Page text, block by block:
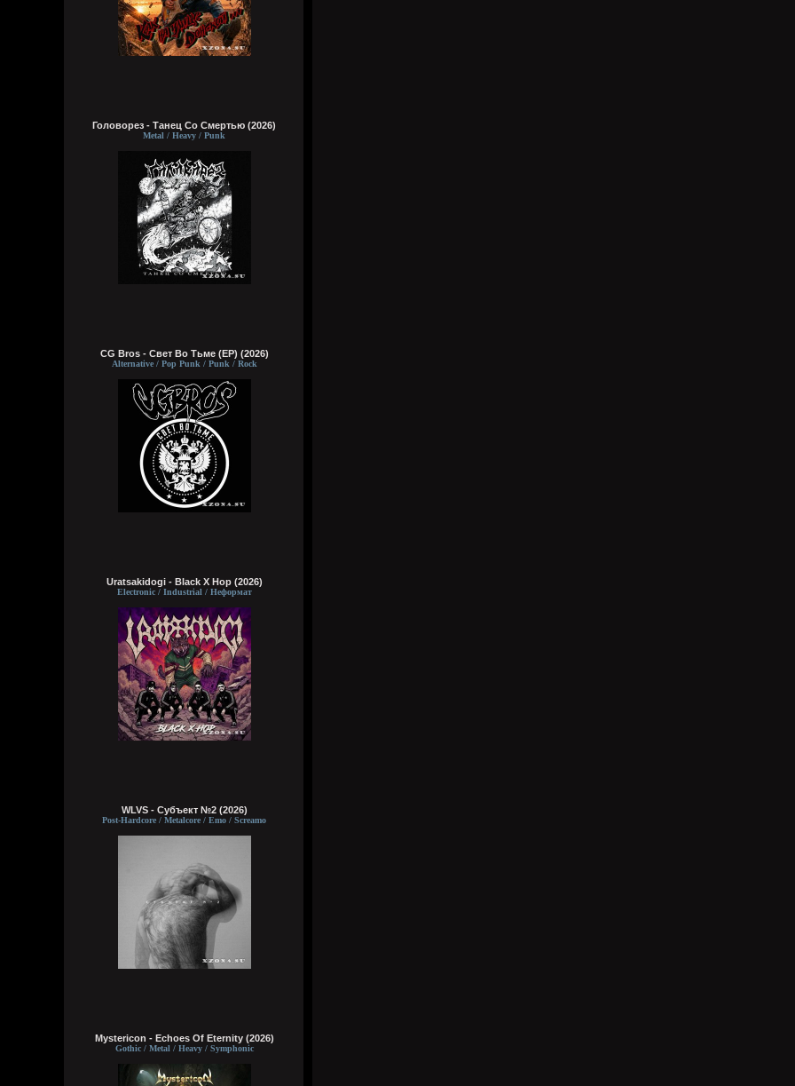
Головорез - Tанец Со Смертью (2026)
Metal / Heavy / Punk
CG Bros - Свет Во Тьме (EP) (2026)
Alternative / Pop Punk / Punk / Rock
Uratsakidogi - Black X Hop (2026)
Electronic / Industrial / Неформат
WLVS - Субъект №2 (2026)
Post-Hardcore / Metalcore / Emo / Screamo
Mystericon - Echoes Of Eternity (2026)
Gothic / Metal / Heavy / Symphonic